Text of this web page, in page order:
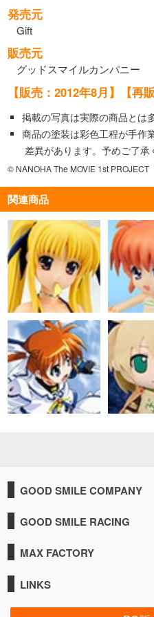
発売元
Gift
販売元
グッドスマイルカンパニー
【販売：2012年8月】【再
掲載の写真は実際の商品とは
商品の塗装は彩色工程が手作
差異があります。予めご了承
© NANOHA The MOVIE 1st PROJECT
関連商品
GOOD SMILE COMPANY
GOOD SMILE RACING
MAX FACTORY
LINKS